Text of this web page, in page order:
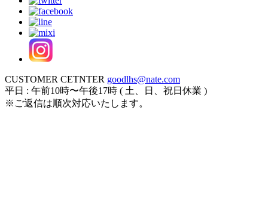
CUSTOMER CETNTER goodlhs@nate.com
平日 : 午前10時〜午後17時 ( 土、日、祝日休業 )
※ご返信は順次対応いたします。